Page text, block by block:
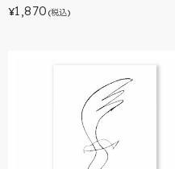
¥1,870 (税込)